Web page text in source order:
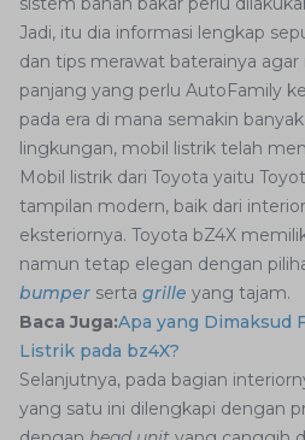
Jadi, itu dia informasi lengkap
dan tips merawat baterainya
panjang yang perlu AutoFamily
pada era di mana semakin
lingkungan, mobil listrik telah
Mobil listrik dari Toyota yaitu
tampilan modern, baik dari
eksteriornya. Toyota bZ4X
namun tetap elegan dengan
bumper serta grille yang tajam.
Baca Juga:Apa yang Dimaksud
Listrik pada bz4X?
Selanjutnya, pada bagian
yang satu ini dilengkapi dengan